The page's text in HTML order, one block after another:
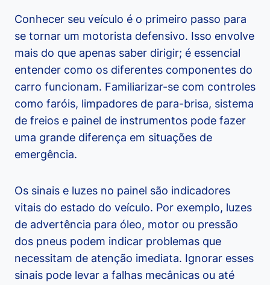
Conhecer seu veículo é o primeiro passo para
se tornar um motorista defensivo. Isso envolve
mais do que apenas saber dirigir; é essencial
entender como os diferentes componentes do
carro funcionam. Familiarizar-se com controles
como faróis, limpadores de para-brisa, sistema
de freios e painel de instrumentos pode fazer
uma grande diferença em situações de
emergência.
Os sinais e luzes no painel são indicadores
vitais do estado do veículo. Por exemplo, luzes
de advertência para óleo, motor ou pressão
dos pneus podem indicar problemas que
necessitam de atenção imediata. Ignorar esses
sinais pode levar a falhas mecânicas ou até